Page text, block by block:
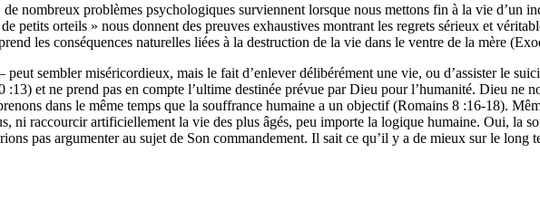
nombreux problèmes psychologiques surviennent lorsque nous mettons fin à la vie d’un
petits orteils » nous donnent des preuves exhaustives montrant les regrets sérieux et
les conséquences naturelles liées à la destruction de la vie dans le ventre de la mère
sembler miséricordieux, mais le fait d’enlever délibérément une vie, ou d’assister le
et ne prend pas en compte l’ultime destinée prévue par Dieu pour l’humanité. Dieu ne
dans le même temps que la souffrance humaine a un objectif (Romains 8 :16-18).
ni raccourcir artificiellement la vie des plus âgés, peu importe la logique humaine. Oui, la
pas argumenter au sujet de Son commandement. Il sait ce qu’il y a de mieux sur le long